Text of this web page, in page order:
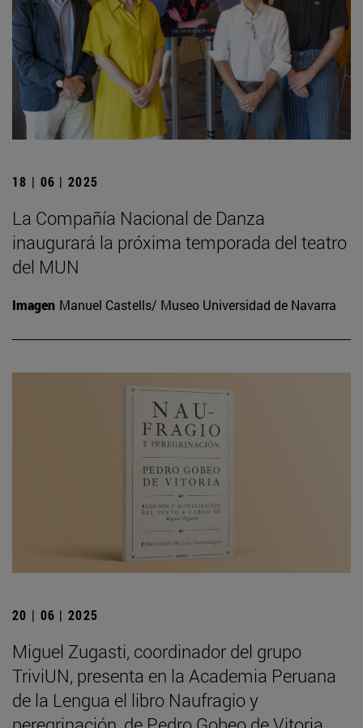
18 | 06 | 2025
La Compañía Nacional de Danza
inaugurará la próxima temporada del teatro
del MUN
Imagen Manuel Castells/ Museo Universidad de Navarra
20 | 06 | 2025
Miguel Zugasti, coordinador del grupo
TriviUN, presenta en la Academia Peruana
de la Lengua el libro Naufragio y